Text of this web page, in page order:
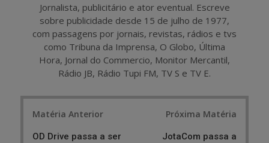
Jornalista, publicitário e ator eventual. Escreve
sobre publicidade desde 15 de julho de 1977,
com passagens por jornais, revistas, rádios e tvs
como Tribuna da Imprensa, O Globo, Última
Hora, Jornal do Commercio, Monitor Mercantil,
Rádio JB, Rádio Tupi FM, TV S e TV E.
Matéria Anterior
OD Drive passa a ser
Próxima Matéria
JotaCom passa a